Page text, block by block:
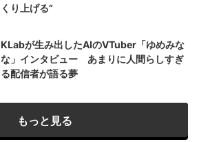
くり上げる”
KLabが生み出したAIのVTuber「ゆめみな
な」インタビュー あまりに人間らしすぎ
る配信者が語る夢
もっと見る